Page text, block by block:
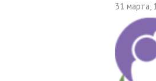
31 марта,